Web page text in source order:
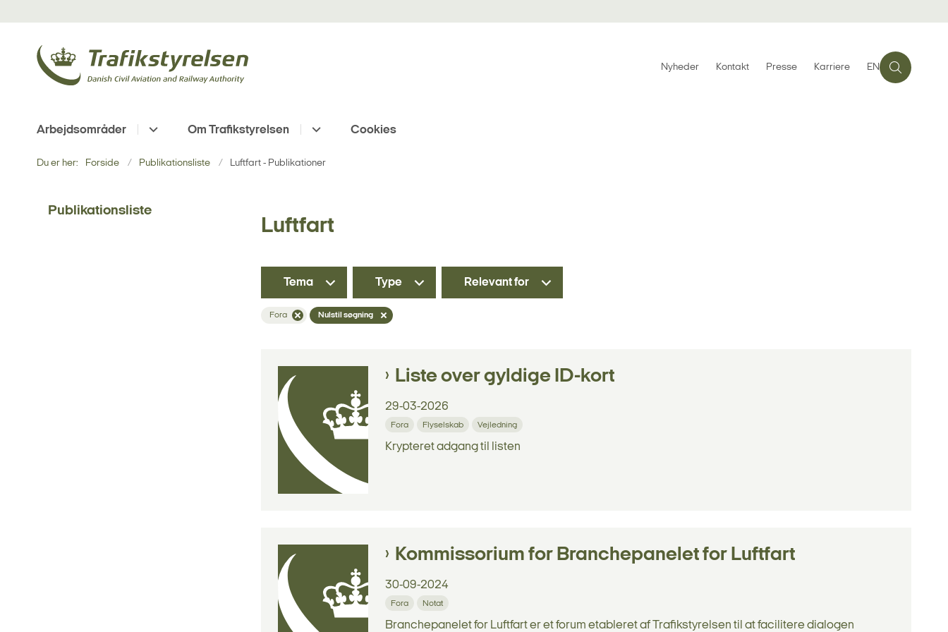
Nyheder Kontakt Presse Karriere EN
Arbejdsområder Om Trafikstyrelsen Cookies
Du er her: Forside Publikationsliste Luftfart - Publikationer
Publikationsliste
Luftfart
Tema Type Relevant for
Fora Nulstil søgning
Liste over gyldige ID-kort
29-03-2026
Fora Flyselskab Vejledning
Krypteret adgang til listen
Kommissorium for Branchepanelet for Luftfart
30-09-2024
Fora Notat
Branchepanelet for Luftfart er et forum etableret af Trafikstyrelsen til at facilitere dialogen